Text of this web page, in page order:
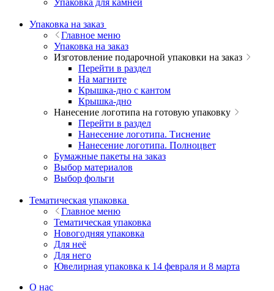
Упаковка для камней
Упаковка на заказ
Главное меню
Упаковка на заказ
Изготовление подарочной упаковки на заказ
Перейти в раздел
На магните
Крышка-дно с кантом
Крышка-дно
Нанесение логотипа на готовую упаковку
Перейти в раздел
Нанесение логотипа. Тиснение
Нанесение логотипа. Полноцвет
Бумажные пакеты на заказ
Выбор материалов
Выбор фольги
Тематическая упаковка
Главное меню
Тематическая упаковка
Новогодняя упаковка
Для неё
Для него
Ювелирная упаковка к 14 февраля и 8 марта
О нас